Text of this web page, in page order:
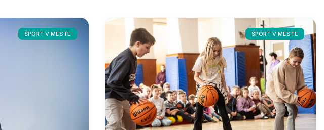
ŠPORT V MESTE ŠPORT V MESTE